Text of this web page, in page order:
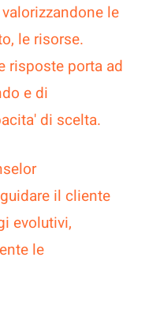
le
le risorse.
risposte porta ad
e di
di scelta.
il cliente
evolutivi,
le